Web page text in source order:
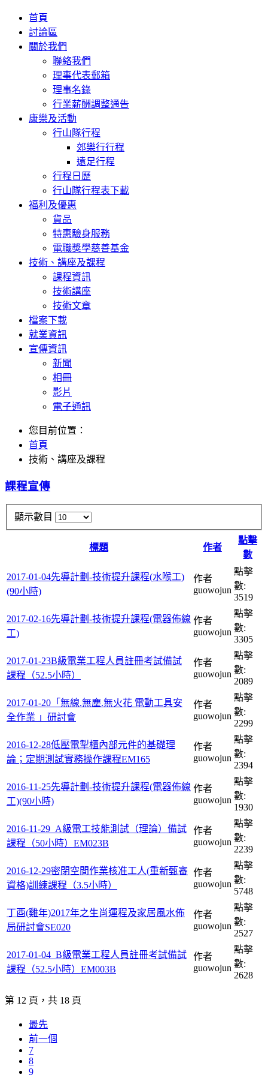
首頁
討論區
關於我們
聯絡我們
理事代表郵箱
理事名錄
行業薪酬調整通告
康樂及活動
行山隊行程
郊樂行行程
遠足行程
行程日歷
行山隊行程表下載
福利及優惠
貨品
特惠驗身服務
電職獎學慈善基金
技術、講座及課程
課程資訊
技術講座
技術文章
檔案下載
就業資訊
宣傳資訊
新聞
相冊
影片
電子通訊
您目前位置：
首頁
技術、講座及課程
課程宣傳
顯示數目
標題 作者
點擊
數
2017-01-04先導計劃-技術提升課程(水喉工)
(90小時)
作者
guowojun
點擊
數:
3519
2017-02-16先導計劃-技術提升課程(電器佈線
工)
作者
guowojun
點擊
數:
3305
2017-01-23B級電業工程人員註冊考試備試
課程（52.5小時）
作者
guowojun
點擊
數:
2089
2017-01-20「無線.無塵.無火花 電動工具安
全作業 」研討會
作者
guowojun
點擊
數:
2299
2016-12-28低壓電掣櫃內部元件的基礎理
論；定期測試實務操作課程EM165
作者
guowojun
點擊
數:
2394
2016-11-25先導計劃-技術提升課程(電器佈線
工)(90小時)
作者
guowojun
點擊
數:
1930
2016-11-29_A級電工技能測試（理論）備試
課程（50小時）EM023B
作者
guowojun
點擊
數:
2239
2016-12-29密閉空間作業核准工人(重新甄審
資格)訓練課程（3.5小時）
作者
guowojun
點擊
數:
5748
丁酉(雞年)2017年之生肖運程及家居風水佈
局研討會SE020
作者
guowojun
點擊
數:
2527
2017-01-04_B級電業工程人員註冊考試備試
課程（52.5小時）EM003B
作者
guowojun
點擊
數:
2628
第 12 頁，共 18 頁
最先
前一個
7
8
9